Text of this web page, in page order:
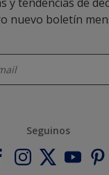
nuevo boletín
Seguinos